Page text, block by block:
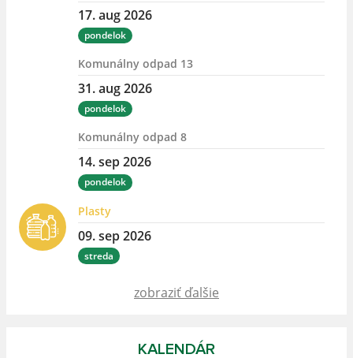
17. aug 2026
pondelok
Komunálny odpad 13
31. aug 2026
pondelok
Komunálny odpad 8
14. sep 2026
pondelok
Plasty
09. sep 2026
streda
zobraziť ďalšie
KALENDÁR